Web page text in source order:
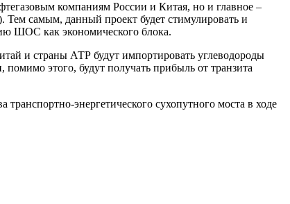
компаниям России и Китая, но и главное –
Тем самым, данный проект будет стимулировать и
ШОС как экономического блока.
и страны АТР будут импортировать углеводороды
этого, будут получать прибыль от транзита
энергетического сухопутного моста в ходе